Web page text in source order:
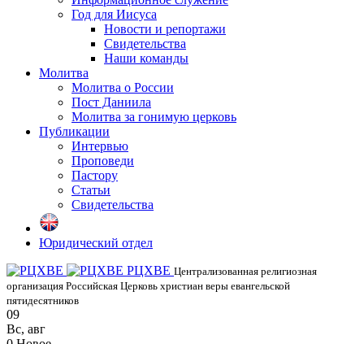
Год для Иисуса
Новости и репортажи
Свидетельства
Наши команды
Молитва
Молитва о России
Пост Даниила
Молитва за гонимую церковь
Публикации
Интервью
Проповеди
Пастору
Статьи
Свидетельства
Юридический отдел
РЦХВЕ Централизованная религиозная
организация Российская Церковь христиан веры евангельской
пятидесятников
09
Вс, авг